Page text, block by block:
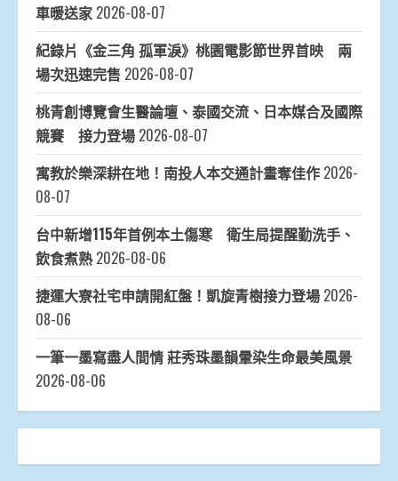
車暖送家 2026-08-07
紀錄片《金三角 孤軍淚》桃園電影節世界首映 兩
場次迅速完售 2026-08-07
桃青創博覽會生醫論壇、泰國交流、日本媒合及國際
競賽 接力登場 2026-08-07
寓教於樂深耕在地！南投人本交通計畫奪佳作 2026-
08-07
台中新增115年首例本土傷寒 衛生局提醒勤洗手、
飲食煮熟 2026-08-06
捷運大寮社宅申請開紅盤！凱旋青樹接力登場 2026-
08-06
一筆一墨寫盡人間情 莊秀珠墨韻暈染生命最美風景
2026-08-06